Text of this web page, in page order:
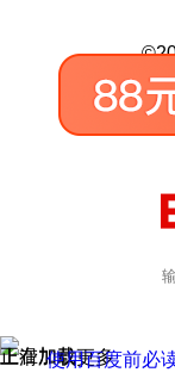
正在加载
上滑加载更多
使用百度前必